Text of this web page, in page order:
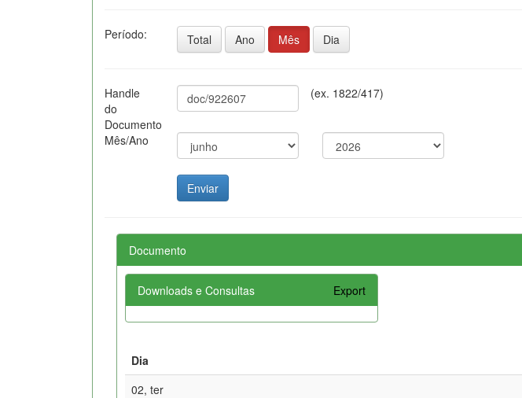
Período: Total Ano Mês Dia
Handle
do
Documento
(ex. 1822/417)
Mês/Ano
Documento
Downloads e Consultas Export
Dia
02, ter